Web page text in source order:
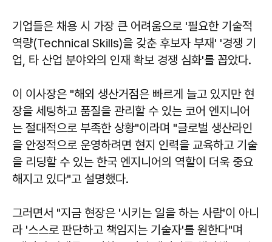
기업들은 채용 시 가장 큰 어려움으로 '필요한 기술적
역량(Technical Skills)을 갖춘 후보자 부재' '경쟁 기
업, 타 산업 분야와의 인재 확보 경쟁 심화'를 꼽았다.
이 이사장은 "해외 생산거점은 빠르게 늘고 있지만 현
장을 세팅하고 품질을 관리할 수 있는 코어 엔지니어
는 절대적으로 부족한 상황"이라며 "글로벌 생산라인
을 안정적으로 운영하려면 현지 인력을 교육하고 기술
을 리딩할 수 있는 한국 엔지니어의 역할이 더욱 중요
해지고 있다"고 설명했다.
그러면서 "지금 현장은 '시키는 일을 하는 사람'이 아니
라 '스스로 판단하고 책임지는 기술자'를 원한다"며